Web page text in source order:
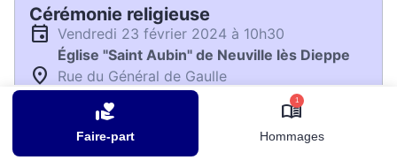
Faire-part
1
Hommages
Cérémonie religieuse
vendredi 23 février 2024 à 10h30
Église "Saint Aubin" de Neuville lès Dieppe
Rue du Général de Gaulle
76370 Neuville lès Dieppe